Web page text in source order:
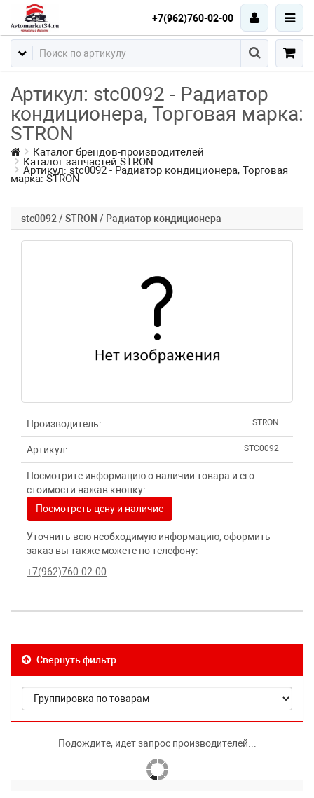
+7(962)760-02-00
Артикул: stc0092 - Радиатор
кондиционера, Торговая марка:
STRON
Каталог брендов-производителей
Каталог запчастей STRON
Артикул: stc0092 - Радиатор кондиционера, Торговая
марка: STRON
stc0092 / STRON / Радиатор кондиционера
Производитель: STRON
Артикул: STC0092
Посмотрите информацию о наличии товара и его
стоимости нажав кнопку:
Посмотреть цену и наличие
Уточнить всю необходимую информацию, оформить
заказ вы также можете по телефону:
+7(962)760-02-00
Свернуть фильтр
Подождите, идет запрос производителей...